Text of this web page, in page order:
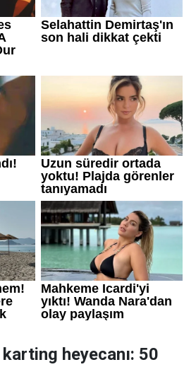
heyecanı: 50